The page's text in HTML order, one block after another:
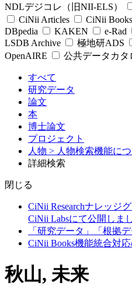
NDLデジコレ（旧NII-ELS）
CiNii Articles
CiNii Books
DBpedia
KAKEN e-Rad
LSDB Archive
極地研ADS
OpenAIRE
公共データカタ
すべて
研究データ
論文
本
博士論文
プロジェクト
人物 > 人物検索機能に
詳細検索
閉じる
CiNii Researchナレッジ
CiNii Labsにて公開しま
「研究データ」「根拠
CiNii Books機能統合対
秋山, 未来